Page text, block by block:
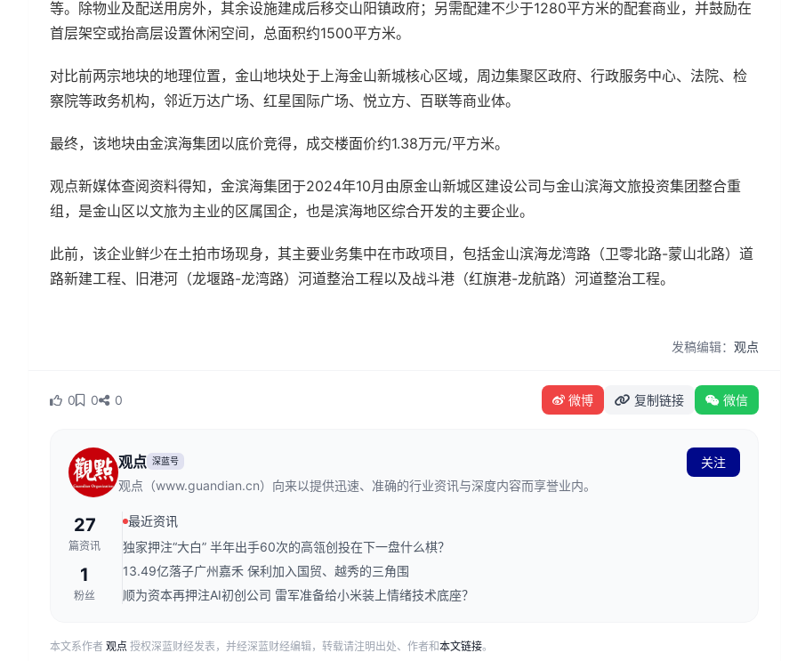
等。除物业及配送用房外，其余设施建成后移交山阳镇政府；另需配建不少于1280平方米的配套商业，并鼓励在
首层架空或抬高层设置休闲空间，总面积约1500平方米。
对比前两宗地块的地理位置，金山地块处于上海金山新城核心区域，周边集聚区政府、行政服务中心、法院、检
察院等政务机构，邻近万达广场、红星国际广场、悦立方、百联等商业体。
最终，该地块由金滨海集团以底价竞得，成交楼面价约1.38万元/平方米。
观点新媒体查阅资料得知，金滨海集团于2024年10月由原金山新城区建设公司与金山滨海文旅投资集团整合重
组，是金山区以文旅为主业的区属国企，也是滨海地区综合开发的主要企业。
此前，该企业鲜少在土拍市场现身，其主要业务集中在市政项目，包括金山滨海龙湾路（卫零北路-蒙山北路）道
路新建工程、旧港河（龙堰路-龙湾路）河道整治工程以及战斗港（红旗港-龙航路）河道整治工程。
发稿编辑：观点
0 0 0 微博 复制链接 微信
观点 深蓝号
观点（www.guandian.cn）向来以提供迅速、准确的行业资讯与深度内容而享誉业内。
关注
27
篇资讯
1
粉丝
最近资讯
独家押注“大白” 半年出手60次的高瓴创投在下一盘什么棋？
13.49亿落子广州嘉禾 保利加入国贸、越秀的三角围
顺为资本再押注AI初创公司 雷军准备给小米装上情绪技术底座？
本文系作者 观点 授权深蓝财经发表，并经深蓝财经编辑，转载请注明出处、作者和本文链接。